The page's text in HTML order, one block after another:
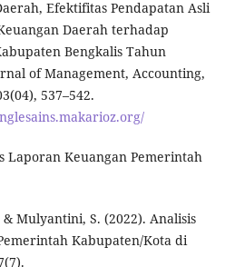
Efektifitas Pendapatan Asli
Daerah terhadap
Bengkalis Tahun
of Management, Accounting,
537–542.
Laporan Keuangan Pemerintah
Mulyantini, S. (2022). Analisis
Kabupaten/Kota di